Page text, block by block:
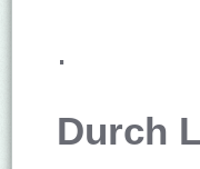
.
Durch